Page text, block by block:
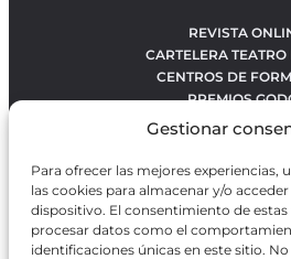
Gestionar
Para ofrecer las mejores experiencias,
las cookies para almacenar y/o
dispositivo. El consentimiento de
procesar datos como el
identificaciones únicas en este sitio.
REVISTA
CARTELERA
CENTROS DE
PREMIOS
CONTACTO
OBRAS MÁS
RANKING
BÚSQUEDA